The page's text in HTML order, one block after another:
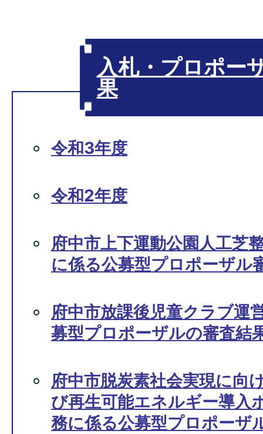
入札・プロポー
果
令和3年度
令和2年度
府中市上下運動公園人工芝
に係る公募型プロポーザル
府中市放課後児童クラブ運
募型プロポーザルの審査結
府中市脱炭素社会実現に向
び再生可能エネルギー導入
務に係る公募型プロポーザ